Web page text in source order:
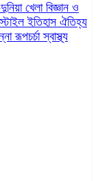
খেলা বিজ্ঞান ও
ইতিহাস ঐতিহ্য
রূপচর্চাস্বাস্থ্য